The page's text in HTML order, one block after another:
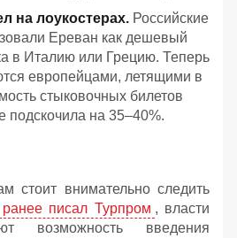
на лоукостерах. Российские
Ереван как дешевый
в Италию или Грецию. Теперь
европейцами, летящими в
стыковочных билетов
подскочила на 35–40%.
стоит внимательно следить
ранее писал Турпром , власти
возможность введения